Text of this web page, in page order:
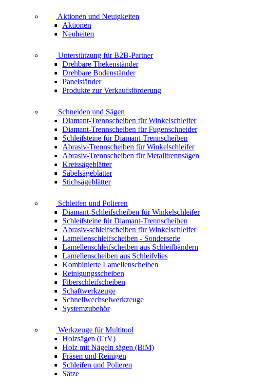
Aktionen und Neuigkeiten
Aktionen
Neuheiten
Unterstützung für B2B-Partner
Drehbare Thekenständer
Drehbare Bodenständer
Panelständer
Produkte zur Verkaufsförderung
Schneiden und Sägen
Diamant-Trennscheiben für Winkelschleifer
Diamant-Trennscheiben für Fugenschneider
Schleifsteine für Diamant-Trennscheiben
Abrasiv-Trennscheiben für Winkelschleifer
Abrasiv-Trennscheiben für Metalltrennsägen
Kreissägeblätter
Säbelsägeblätter
Stichsägeblätter
Schleifen und Polieren
Diamant-Schleifscheiben für Winkelschleifer
Schleifsteine für Diamant-Trennscheiben
Abrasiv-schleifscheiben für Winkelschleifer
Lamellenschleifscheiben - Sonderserie
Lamellenschleifscheiben aus Schleifbändern
Lamellenscheiben aus Schleifvlies
Kombinierte Lamellenscheiben
Reinigungsscheiben
Fiberschleifscheiben
Schaftwerkzeuge
Schnellwechselwerkzeuge
Systemzubehör
Werkzeuge für Multitool
Holzsägen (CrV)
Holz mit Nägeln sägen (BiM)
Fräsen und Reinigen
Schleifen und Polieren
Sätze